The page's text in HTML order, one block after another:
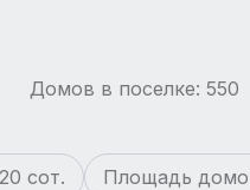
Домов в поселке: 550
сот.
Площадь